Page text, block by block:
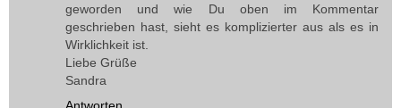
geworden und wie Du oben im Kommentar
geschrieben hast, sieht es komplizierter aus als es in
Wirklichkeit ist.
Liebe Grüße
Sandra